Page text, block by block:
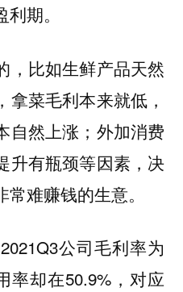
期。
，比如生鲜产品天然
菜毛利本来就低，
自然上涨；外加消费
升有瓶颈等因素，决
难赚钱的生意。
公司毛利率为
率却在50.9%，对应